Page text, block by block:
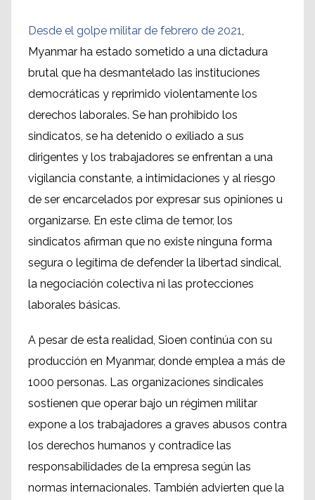
Desde el golpe militar de febrero de 2021,
Myanmar ha estado sometido a una dictadura
brutal que ha desmantelado las instituciones
democráticas y reprimido violentamente los
derechos laborales. Se han prohibido los
sindicatos, se ha detenido o exiliado a sus
dirigentes y los trabajadores se enfrentan a una
vigilancia constante, a intimidaciones y al riesgo
de ser encarcelados por expresar sus opiniones u
organizarse. En este clima de temor, los
sindicatos afirman que no existe ninguna forma
segura o legítima de defender la libertad sindical,
la negociación colectiva ni las protecciones
laborales básicas.
A pesar de esta realidad, Sioen continúa con su
producción en Myanmar, donde emplea a más de
1000 personas. Las organizaciones sindicales
sostienen que operar bajo un régimen militar
expone a los trabajadores a graves abusos contra
los derechos humanos y contradice las
responsabilidades de la empresa según las
normas internacionales. También advierten que la